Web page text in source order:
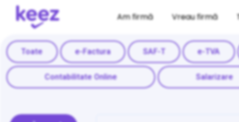
Am firmă Vreau firmă
Toate e-Factura SAF-T e-TVA
Contabilitate Online Salarizare